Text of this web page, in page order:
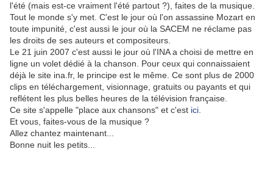
l'été (mais est-ce vraiment l'été partout ?), faites de la musique.
Tout le monde s'y met. C'est le jour où l'on assassine Mozart en
toute impunité, c'est aussi le jour où la SACEM ne réclame pas
les droits de ses auteurs et compositeurs.
Le 21 juin 2007 c'est aussi le jour où l'INA a choisi de mettre en
ligne un volet dédié à la chanson. Pour ceux qui connaissaient
déjà le site ina.fr, le principe est le même. Ce sont plus de 2000
clips en téléchargement, visionnage, gratuits ou payants et qui
reflétent les plus belles heures de la télévision française.
Ce site s'appelle "place aux chansons" et c'est ici
Et vous, faites-vous de la musique ?
Allez chantez maintenant...
Bonne nuit les petits...